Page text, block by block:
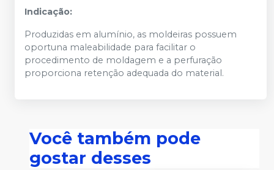
Indicação:
Produzidas em alumínio, as moldeiras possuem
oportuna maleabilidade para facilitar o
procedimento de moldagem e a perfuração
proporciona retenção adequada do material.
Você também pode
gostar desses